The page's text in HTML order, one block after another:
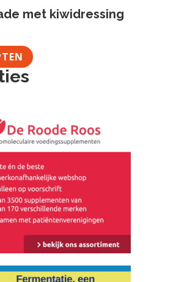
met kiwidressing